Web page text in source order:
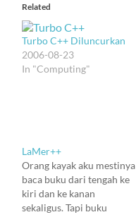
Related
Turbo C++ Diluncurkan
2006-08-23
In "Computing"
LaMer++
Orang kayak aku mestinya
baca buku dari tengah ke
kiri dan ke kanan
sekaligus. Tapi buku